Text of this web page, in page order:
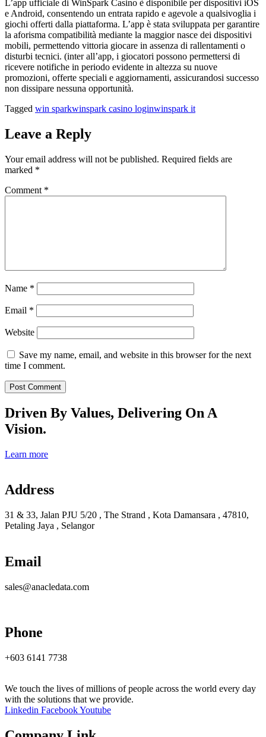
L’app ufficiale di WinSpark Casino è disponibile per dispositivi iOS
e Android, consentendo un entrata rapido e agevole a qualsivoglia i
giochi offerti dalla piattaforma. L’app è stata sviluppata per garantire
la aforisma compatibilità mediante la maggior nasce dei dispositivi
mobili, permettendo vittoria giocare in assenza di rallentamenti o
disturbi tecnici. (inter all’app, i giocatori possono permettersi di
ricevere notifiche in periodo evidente in altezza su nuove
promozioni, offerte speciali e aggiornamenti, assicurandosi successo
non dissipare nessuna opportunità.
Tagged win sparkwinspark casino loginwinspark it
Leave a Reply
Your email address will not be published. Required fields are
marked *
Comment *
Name *
Email *
Website
Save my name, email, and website in this browser for the next
time I comment.
Driven By Values, Delivering On A
Vision.
Learn more
Address
31 & 33, Jalan PJU 5/20 , The Strand , Kota Damansara , 47810,
Petaling Jaya , Selangor
Email
sales@anacledata.com
Phone
+603 6141 7738
We touch the lives of millions of people across the world every day
with the solutions that we provide.
Linkedin FacebookYoutube